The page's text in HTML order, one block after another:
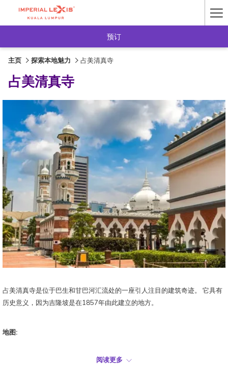
预订
主页 探索本地魅力 占美清真寺
占美清真寺
占美清真寺是位于巴生和甘巴河汇流处的一座引人注目的建筑奇迹。 它具有
历史意义，因为吉隆坡是在1857年由此建立的地方。
地图:
阅读更多